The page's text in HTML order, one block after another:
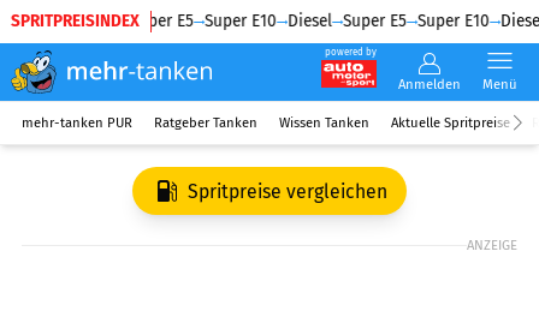
SPRITPREISINDEX
Diesel Super E5 Super E10 Diesel Super E5 Super E10 Diesel
powered by
Anmelden Menü
mehr-tanken PUR Ratgeber Tanken Wissen Tanken Aktuelle Spritpreise
Spritpreise vergleichen
ANZEIGE